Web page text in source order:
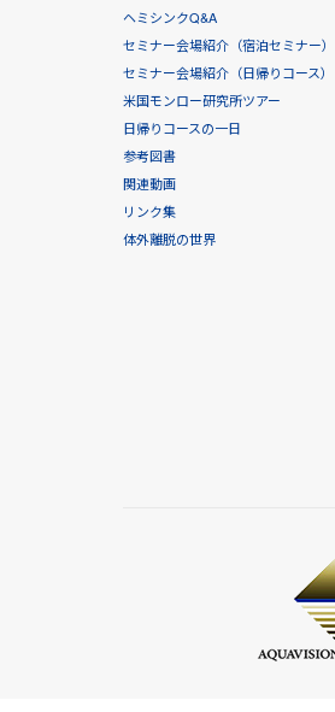
ヘミシンクQ&A
セミナー会場紹介（宿泊セミナー）
セミナー会場紹介（日帰りコース）
米国モンロー研究所ツアー
日帰りコースの一日
参考図書
関連動画
リンク集
体外離脱の世界